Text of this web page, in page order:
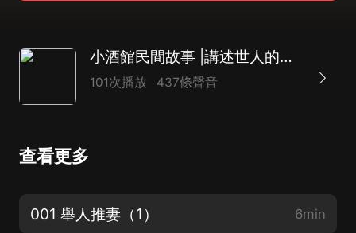
小酒館民間故事 |講述世人的奇遇人生| 徐來演播
101次播放 437條聲音
查看更多
001 舉人推妻（1） 6min